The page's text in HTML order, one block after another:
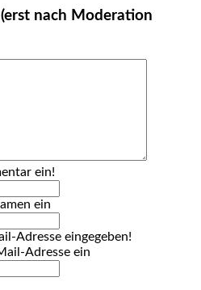
nach Moderation
ein!
ein
Adresse eingegeben!
Adresse ein